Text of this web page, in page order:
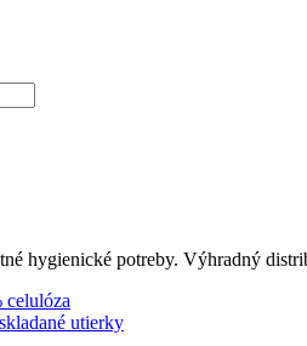
hygienické potreby. Výhradný
celulóza
utierky